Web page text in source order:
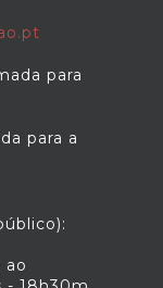
para
para a
ao